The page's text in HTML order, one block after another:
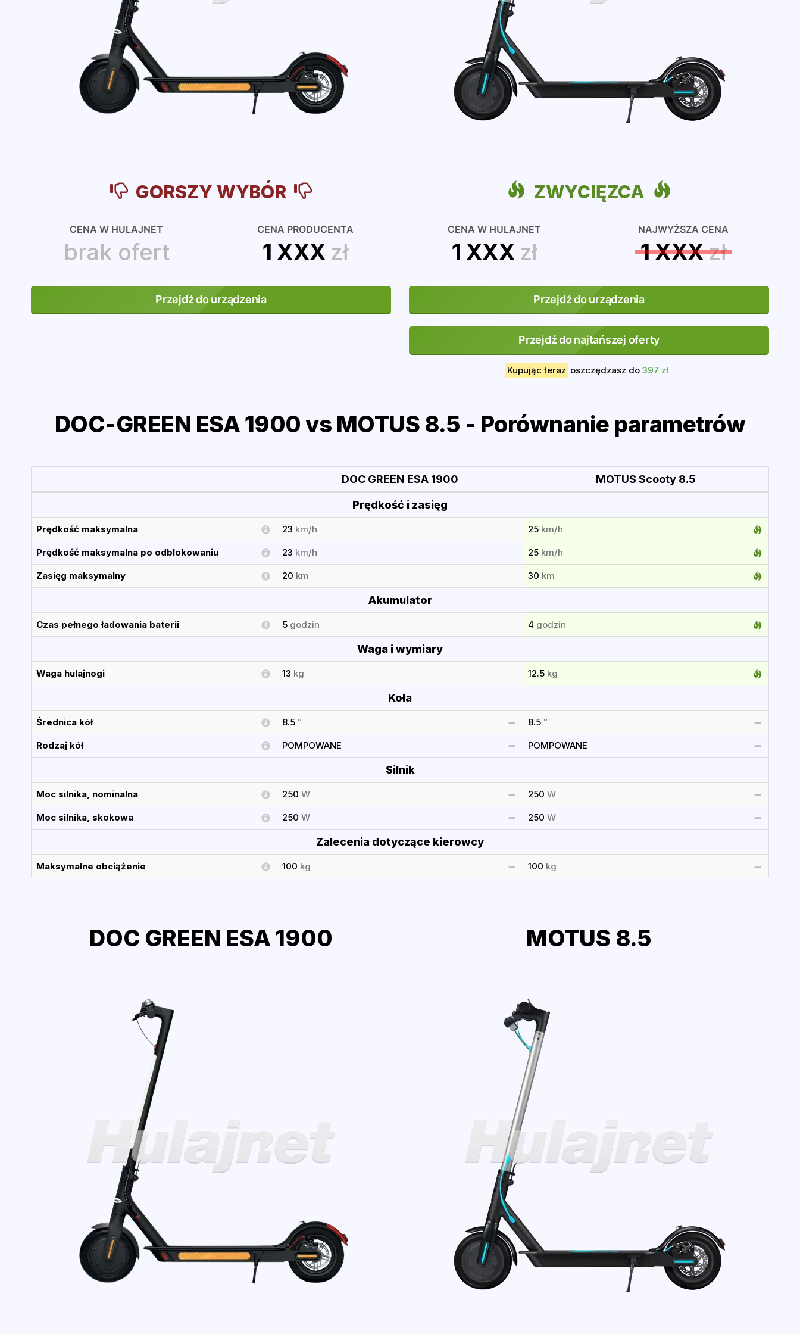
GORSZY WYBÓR
CENA W HULAJNET
brak ofert
CENA PRODUCENTA
1 XXX zł
Przejdź do urządzenia
ZWYCIĘZCA
CENA W HULAJNET
1 XXX zł
NAJWYŻSZA CENA
1 XXXzł
Przejdź do urządzenia
Przejdź do najtańszej oferty
Kupując teraz oszczędzasz do 397 zł
DOC-GREEN ESA 1900 vs MOTUS 8.5 - Porównanie parametrów
DOC GREEN ESA 1900 MOTUS Scooty 8.5
Prędkość i zasięg
Prędkość maksymalna 23 km/h 25 km/h
Prędkość maksymalna po odblokowaniu 23 km/h 25 km/h
Zasięg maksymalny 20 km 30 km
Akumulator
Czas pełnego ładowania baterii 5 godzin 4 godzin
Waga i wymiary
Waga hulajnogi 13 kg 12.5 kg
Koła
Średnica kół 8.5 ″ 8.5 ″
Rodzaj kół POMPOWANE POMPOWANE
Silnik
Moc silnika, nominalna 250 W 250 W
Moc silnika, skokowa 250 W 250 W
Zalecenia dotyczące kierowcy
Maksymalne obciążenie 100 kg 100 kg
DOC GREEN ESA 1900 MOTUS 8.5